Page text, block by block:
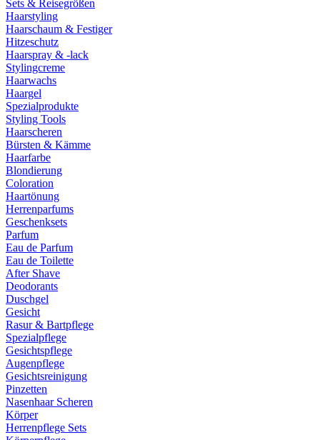
Sets & Reisegrößen
Haarstyling
Haarschaum & Festiger
Hitzeschutz
Haarspray & -lack
Stylingcreme
Haarwachs
Haargel
Spezialprodukte
Styling Tools
Haarscheren
Bürsten & Kämme
Haarfarbe
Blondierung
Coloration
Haartönung
Herrenparfums
Geschenksets
Parfum
Eau de Parfum
Eau de Toilette
After Shave
Deodorants
Duschgel
Gesicht
Rasur & Bartpflege
Spezialpflege
Gesichtspflege
Augenpflege
Gesichtsreinigung
Pinzetten
Nasenhaar Scheren
Körper
Herrenpflege Sets